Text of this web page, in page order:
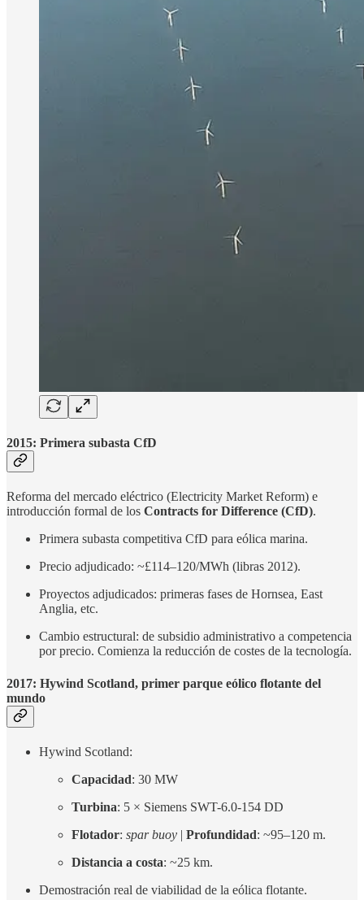
2015: Primera subasta CfD
Reforma del mercado eléctrico (Electricity Market Reform) e
introducción formal de los Contracts for Difference (CfD).
Primera subasta competitiva CfD para eólica marina.
Precio adjudicado: ~£114–120/MWh (libras 2012).
Proyectos adjudicados: primeras fases de Hornsea, East
Anglia, etc.
Cambio estructural: de subsidio administrativo a competencia
por precio. Comienza la reducción de costes de la tecnología.
2017: Hywind Scotland, primer parque eólico flotante del
mundo
Hywind Scotland:
Capacidad: 30 MW
Turbina: 5 × Siemens SWT-6.0-154 DD
Flotador: spar buoy | Profundidad: ~95–120 m.
Distancia a costa: ~25 km.
Demostración real de viabilidad de la eólica flotante.